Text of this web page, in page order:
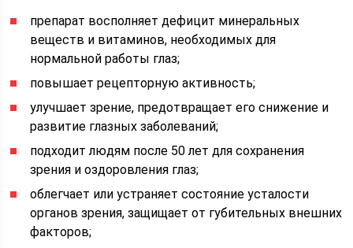
препарат восполняет дефицит минеральных
веществ и витаминов, необходимых для
нормальной работы глаз;
повышает рецепторную активность;
улучшает зрение, предотвращает его снижение и
развитие глазных заболеваний;
подходит людям после 50 лет для сохранения
зрения и оздоровления глаз;
облегчает или устраняет состояние усталости
органов зрения, защищает от губительных внешних
факторов;